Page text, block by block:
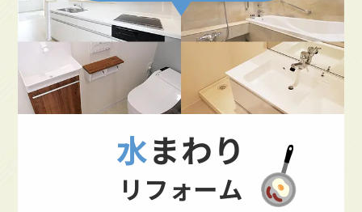
水まわり
リフォーム